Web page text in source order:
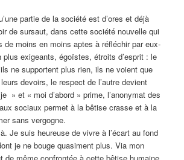
partie de la société est d’ores et déjà
de sursaut, dans cette société nouvelle qui
de moins en moins aptes à réfléchir par eux-
plus exigeants, égoïstes, étroits d’esprit : le
ne supportent plus rien, ils ne voient que
devoirs, le respect de l’autre devient
» et « moi d’abord » prime, l’anonymat des
sociaux permet à la bêtise crasse et à la
sans vergogne.
Je suis heureuse de vivre à l’écart au fond
je ne bouge quasiment plus. Via mon